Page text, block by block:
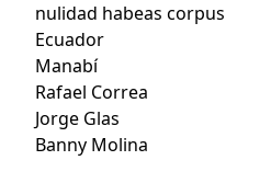
nulidad habeas corpus
Ecuador
Manabí
Rafael Correa
Jorge Glas
Banny Molina